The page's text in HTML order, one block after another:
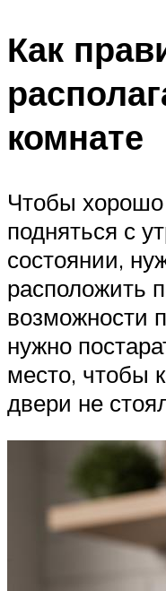
Как
комнате
Чтобы
подняться с
состоянии,
расположить
возможности
нужно
место, чтобы
двери не